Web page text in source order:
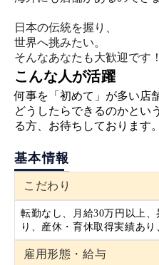
日本の伝統を握り、
世界へ挑みたい。
そんなあなた も大歓迎です！
こんな人が活躍
何事を「初めて」が多い店
どうしたらできるのかとい
る方、お待ちしております。
基本情報
こだわり
転勤なし、月給30万円以上
り、産休・育休取得実績あ
雇用形態・給与